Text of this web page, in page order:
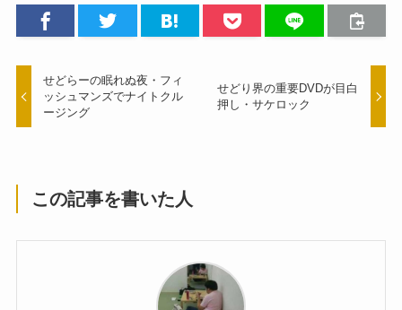
せどらーの眠れぬ夜・フィ
ッシュマンズでナイトクル
ージング
せどり界の重要DVDが目白
押し・サケロック
この記事を書いた人